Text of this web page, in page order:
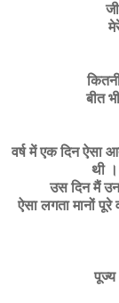
बीत
वर्ष में एक दिन ऐसा
थी ।
उस दिन मैं
ऐसा लगता मानों पूरे
पूज्य